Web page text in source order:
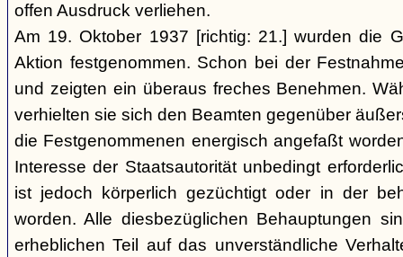
offen Ausdruck verliehen.
Am 19. Oktober 1937 [richtig: 21.] wurden die
Aktion festgenommen. Schon bei der
und zeigten ein überaus freches Benehmen.
verhielten sie sich den Beamten gegenüber
die Festgenommenen energisch angefaßt
Interesse der Staatsautorität unbedingt
ist jedoch körperlich gezüchtigt oder in der
worden. Alle diesbezüglichen Behauptungen
erheblichen Teil auf das unverständliche